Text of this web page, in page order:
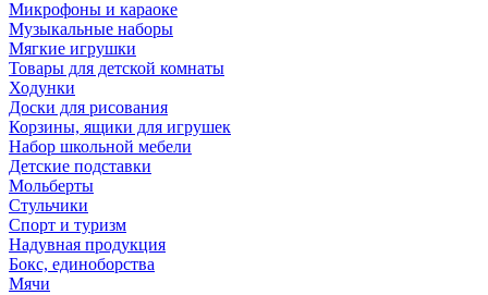
Микрофоны и караоке
Музыкальные наборы
Мягкие игрушки
Товары для детской комнаты
Ходунки
Доски для рисования
Корзины, ящики для игрушек
Набор школьной мебели
Детские подставки
Мольберты
Стульчики
Спорт и туризм
Надувная продукция
Бокс, единоборства
Мячи